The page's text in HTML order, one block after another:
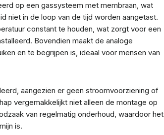
op een gassysteem met membraan, wat
niet in de loop van de tijd worden aangetast.
constant te houden, wat zorgt voor een
Bovendien maakt de analoge
en te begrijpen is, ideaal voor mensen van
aangezien er geen stroomvoorziening of
vergemakkelijkt niet alleen de montage op
van regelmatig onderhoud, waardoor het
is.